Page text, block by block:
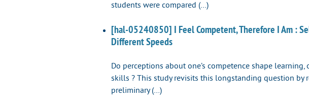
students were compared (…)
[hal-05240850] I Feel Competent, Therefore I Am :
Different Speeds
Do perceptions about one’s competence shape
skills ? This study revisits this longstanding question by
preliminary (…)